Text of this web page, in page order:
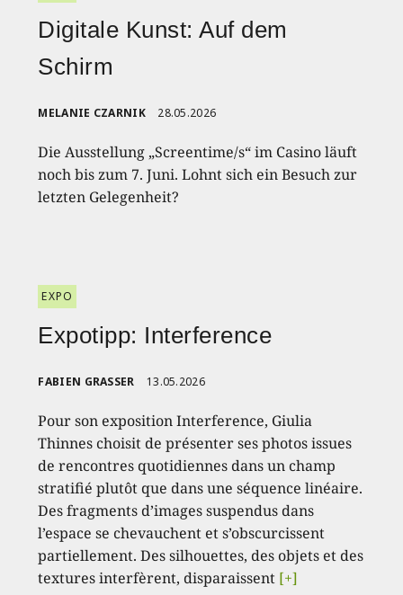
Digitale Kunst: Auf dem
Schirm
MELANIE CZARNIK 28.05.2026
Die Ausstellung „Screentime/s“ im Casino läuft
noch bis zum 7. Juni. Lohnt sich ein Besuch zur
letzten Gelegenheit?
EXPO
Expotipp: Interference
FABIEN GRASSER 13.05.2026
Pour son exposition Interference, Giulia
Thinnes choisit de présenter ses photos issues
de rencontres quotidiennes dans un champ
stratifié plutôt que dans une séquence linéaire.
Des fragments d’images suspendus dans
l’espace se chevauchent et s’obscurcissent
partiellement. Des silhouettes, des objets et des
textures interfèrent, disparaissent [+]